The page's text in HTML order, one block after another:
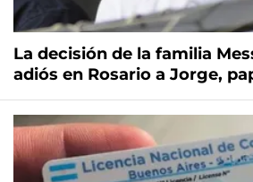
La decisión de la familia
adiós en Rosario a Jorge,